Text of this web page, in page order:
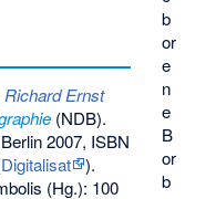
b
or
e
n
e
B
or
b
Ernst
(NDB).
2007, ISBN
Digitalisat
).
(Hg.): 100